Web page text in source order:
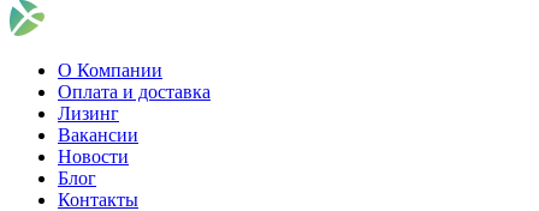
О Компании
Оплата и доставка
Лизинг
Вакансии
Новости
Блог
Контакты